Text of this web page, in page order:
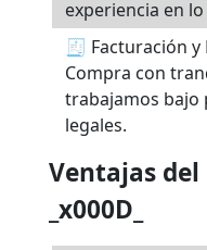
experiencia en
🧾 Facturación
Compra con
trabajamos bajo
legales.
Ventajas del
_x000D_